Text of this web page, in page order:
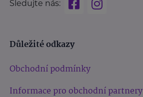
Sledujte nás:
Důležité odkazy
Obchodní podmínky
Informace pro obchodní partnery